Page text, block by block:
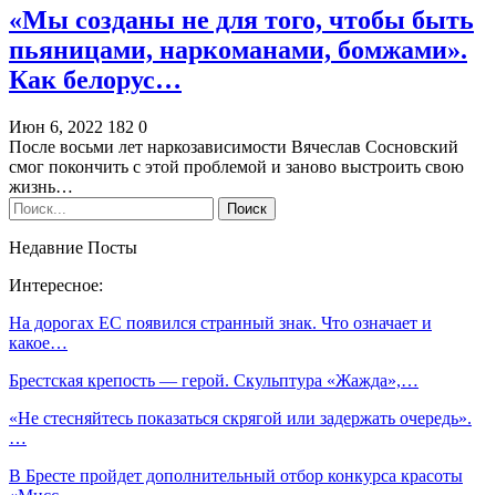
«Мы созданы не для того, чтобы быть
пьяницами, наркоманами, бомжами».
Как белорус…
Июн 6, 2022 182 0
После восьми лет наркозависимости Вячеслав Сосновский
смог покончить с этой проблемой и заново выстроить свою
жизнь…
Недавние Посты
Интересное:
На дорогах ЕС появился странный знак. Что означает и
какое…
Брестская крепость — герой. Скульптура «Жажда»,…
«Не стесняйтесь показаться скрягой или задержать очередь».
…
В Бресте пройдет дополнительный отбор конкурса красоты